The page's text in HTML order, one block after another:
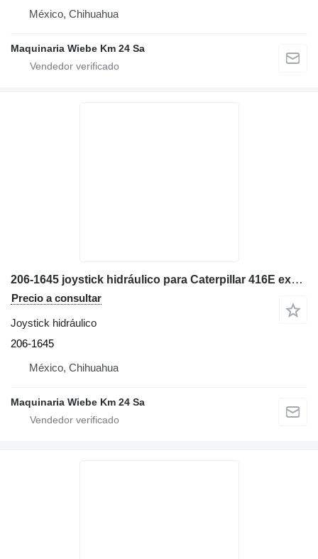
México, Chihuahua
Maquinaria Wiebe Km 24 Sa
206-1645 joystick hidráulico para Caterpillar 416E excavadora
Precio a consultar
Joystick hidráulico
206-1645
México, Chihuahua
Maquinaria Wiebe Km 24 Sa